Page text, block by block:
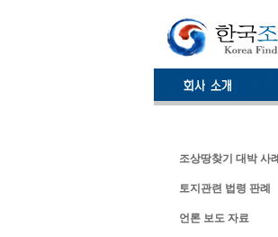
조상땅찾기 대박 사례
토지관련 법령 판례
언론 보도 자료